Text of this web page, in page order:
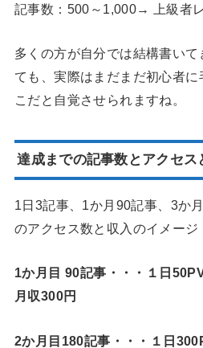
記事数：500～1,000→ 上級者
多くの方が自分では結構書い
ても、実際はまだまだ初心者
こだと自覚させられますね。
達成までの記事数とアクセス
1日3記事、1か月90記事、3か
のアクセス数と収入のイメージ
1か月目 90記事・・・１日
月収300円
2か月目180記事・・・１日